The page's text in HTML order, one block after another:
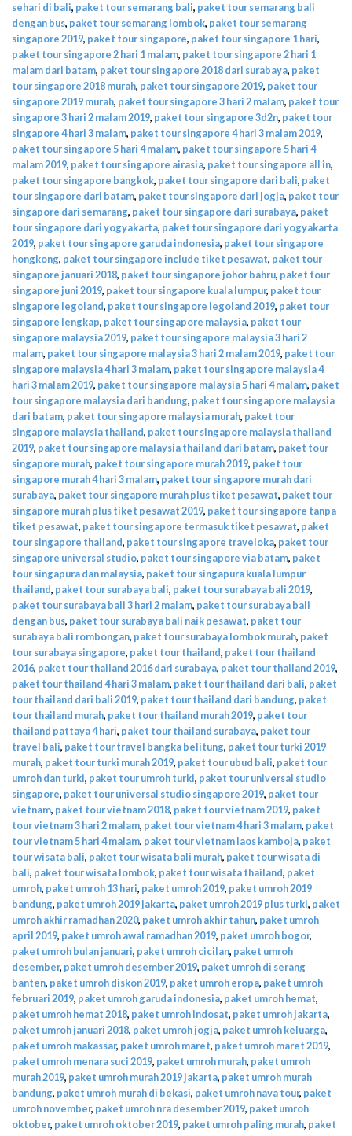
sehari di bali, paket tour semarang bali, paket tour semarang bali
dengan bus, paket tour semarang lombok, paket tour semarang
singapore 2019, paket tour singapore, paket tour singapore 1 hari,
paket tour singapore 2 hari 1 malam, paket tour singapore 2 hari 1
malam dari batam, paket tour singapore 2018 dari surabaya, paket
tour singapore 2018 murah, paket tour singapore 2019, paket tour
singapore 2019 murah, paket tour singapore 3 hari 2 malam, paket tour
singapore 3 hari 2 malam 2019, paket tour singapore 3d2n, paket tour
singapore 4 hari 3 malam, paket tour singapore 4 hari 3 malam 2019,
paket tour singapore 5 hari 4 malam, paket tour singapore 5 hari 4
malam 2019, paket tour singapore airasia, paket tour singapore all in,
paket tour singapore bangkok, paket tour singapore dari bali, paket
tour singapore dari batam, paket tour singapore dari jogja, paket tour
singapore dari semarang, paket tour singapore dari surabaya, paket
tour singapore dari yogyakarta, paket tour singapore dari yogyakarta
2019, paket tour singapore garuda indonesia, paket tour singapore
hongkong, paket tour singapore include tiket pesawat, paket tour
singapore januari 2018, paket tour singapore johor bahru, paket tour
singapore juni 2019, paket tour singapore kuala lumpur, paket tour
singapore legoland, paket tour singapore legoland 2019, paket tour
singapore lengkap, paket tour singapore malaysia, paket tour
singapore malaysia 2019, paket tour singapore malaysia 3 hari 2
malam, paket tour singapore malaysia 3 hari 2 malam 2019, paket tour
singapore malaysia 4 hari 3 malam, paket tour singapore malaysia 4
hari 3 malam 2019, paket tour singapore malaysia 5 hari 4 malam, paket
tour singapore malaysia dari bandung, paket tour singapore malaysia
dari batam, paket tour singapore malaysia murah, paket tour
singapore malaysia thailand, paket tour singapore malaysia thailand
2019, paket tour singapore malaysia thailand dari batam, paket tour
singapore murah, paket tour singapore murah 2019, paket tour
singapore murah 4 hari 3 malam, paket tour singapore murah dari
surabaya, paket tour singapore murah plus tiket pesawat, paket tour
singapore murah plus tiket pesawat 2019, paket tour singapore tanpa
tiket pesawat, paket tour singapore termasuk tiket pesawat, paket
tour singapore thailand, paket tour singapore traveloka, paket tour
singapore universal studio, paket tour singapore via batam, paket
tour singapura dan malaysia, paket tour singapura kuala lumpur
thailand, paket tour surabaya bali, paket tour surabaya bali 2019,
paket tour surabaya bali 3 hari 2 malam, paket tour surabaya bali
dengan bus, paket tour surabaya bali naik pesawat, paket tour
surabaya bali rombongan, paket tour surabaya lombok murah, paket
tour surabaya singapore, paket tour thailand, paket tour thailand
2016, paket tour thailand 2016 dari surabaya, paket tour thailand 2019,
paket tour thailand 4 hari 3 malam, paket tour thailand dari bali, paket
tour thailand dari bali 2019, paket tour thailand dari bandung, paket
tour thailand murah, paket tour thailand murah 2019, paket tour
thailand pattaya 4 hari, paket tour thailand surabaya, paket tour
travel bali, paket tour travel bangka belitung, paket tour turki 2019
murah, paket tour turki murah 2019, paket tour ubud bali, paket tour
umroh dan turki, paket tour umroh turki, paket tour universal studio
singapore, paket tour universal studio singapore 2019, paket tour
vietnam, paket tour vietnam 2018, paket tour vietnam 2019, paket
tour vietnam 3 hari 2 malam, paket tour vietnam 4 hari 3 malam, paket
tour vietnam 5 hari 4 malam, paket tour vietnam laos kamboja, paket
tour wisata bali, paket tour wisata bali murah, paket tour wisata di
bali, paket tour wisata lombok, paket tour wisata thailand, paket
umroh, paket umroh 13 hari, paket umroh 2019, paket umroh 2019
bandung, paket umroh 2019 jakarta, paket umroh 2019 plus turki, paket
umroh akhir ramadhan 2020, paket umroh akhir tahun, paket umroh
april 2019, paket umroh awal ramadhan 2019, paket umroh bogor,
paket umroh bulan januari, paket umroh cicilan, paket umroh
desember, paket umroh desember 2019, paket umroh di serang
banten, paket umroh diskon 2019, paket umroh eropa, paket umroh
februari 2019, paket umroh garuda indonesia, paket umroh hemat,
paket umroh hemat 2018, paket umroh indosat, paket umroh jakarta,
paket umroh januari 2018, paket umroh jogja, paket umroh keluarga,
paket umroh makassar, paket umroh maret, paket umroh maret 2019,
paket umroh menara suci 2019, paket umroh murah, paket umroh
murah 2019, paket umroh murah 2019 jakarta, paket umroh murah
bandung, paket umroh murah di bekasi, paket umroh nava tour, paket
umroh november, paket umroh nra desember 2019, paket umroh
oktober, paket umroh oktober 2019, paket umroh paling murah, paket